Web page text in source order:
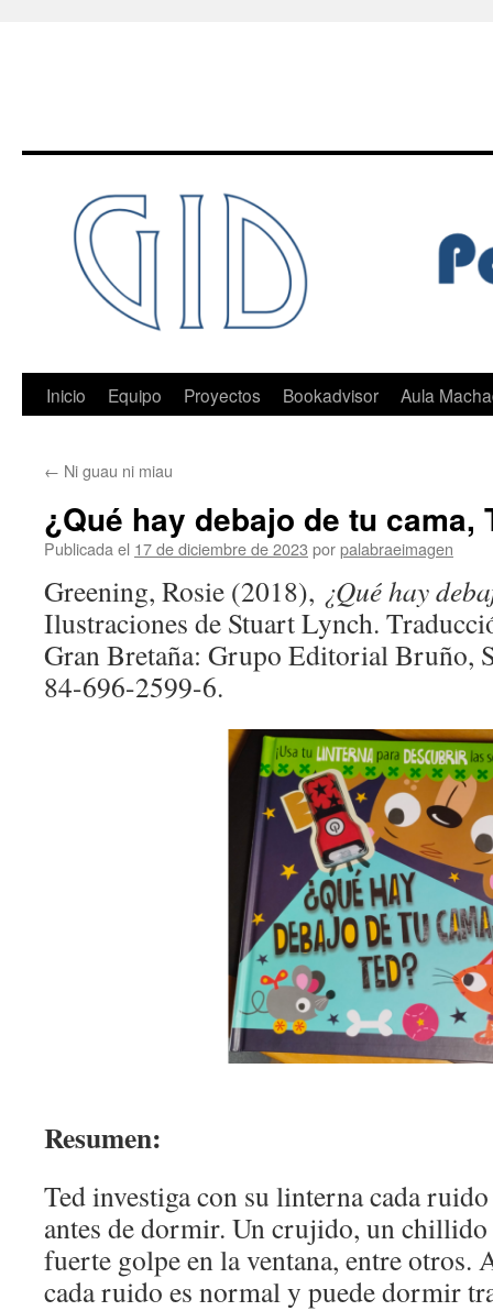
Inicio Equipo Proyectos Bookadvisor Aula
← Ni guau ni miau
¿Qué hay debajo de tu cama,
Publicada el 17 de diciembre de 2023 porpalabraeimagen
Greening, Rosie (2018), ¿Qué hay
Ilustraciones de Stuart Lynch.
Gran Bretaña: Grupo Editorial Bruño,
84-696-2599-6.
Resumen:
Ted investiga con su linterna cada
antes de dormir. Un crujido, un chillido
fuerte golpe en la ventana, entre otros.
cada ruido es normal y puede dormir